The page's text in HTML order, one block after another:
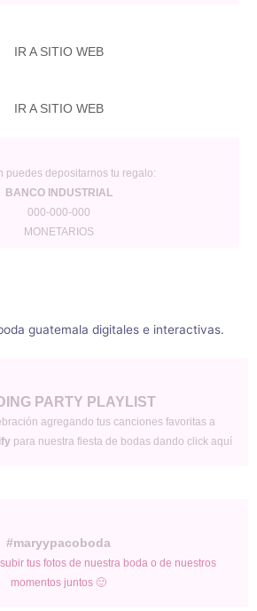
IR A SITIO WEB
IR A SITIO WEB
puedes depositarnos tu regalo:
BANCO INDUSTRIAL
000-000-000
MONETARIOS
PARTY PLAYLIST
agregando tus canciones favoritas a
para nuestra fiesta de bodas dando click aquí
#maryypacoboda
tus fotos de nuestra boda o de nuestros
momentos juntos 🙂